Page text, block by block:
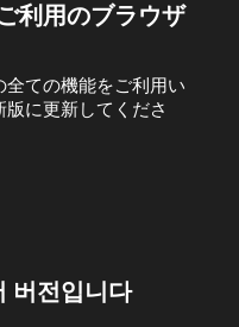
利用のブラウザ
ての機能をご利用い
に更新してくださ
버전입니다